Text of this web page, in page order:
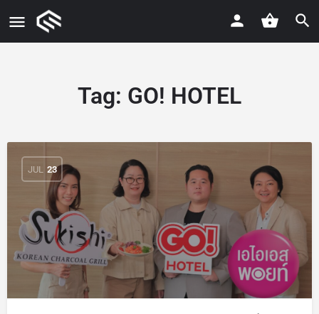
Tag: GO! HOTEL
JUL 23